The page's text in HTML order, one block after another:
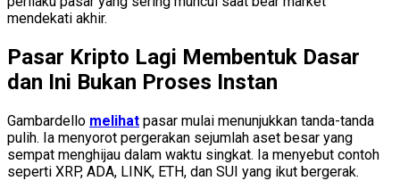
mendekati akhir.
Pasar Kripto Lagi Membentuk Dasar
dan Ini Bukan Proses Instan
Gambardello melihat pasar mulai menunjukkan tanda-tanda
pulih. Ia menyorot pergerakan sejumlah aset besar yang
sempat menghijau dalam waktu singkat. Ia menyebut contoh
seperti XRP, ADA, LINK, ETH, dan SUI yang ikut bergerak.